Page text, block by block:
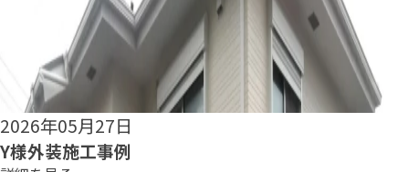
2026年05月25日
S様外装施工事例